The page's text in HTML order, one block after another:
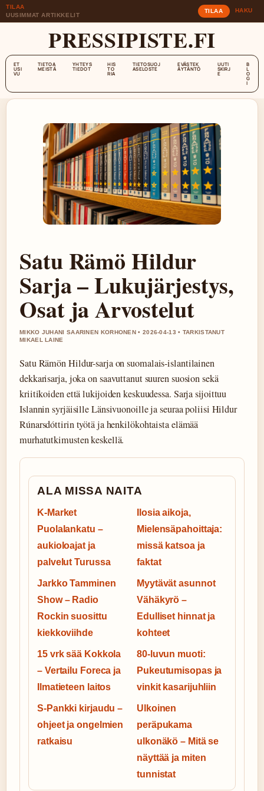
TILAA
UUSIMMAT ARTIKKELIT
TILAA HAKU
PRESSIPISTE.FI
ET
USI
VU
TIETOA
MEISTÄ
YHTEYS
TIEDOT
HIS
TO
RIA
TIETOSUOJ
ASELOSTE
EVÄSTEK
ÄYTÄNTÖ
UUTI
SKIRJ
E
B
L
O
G
I
Satu Rämö Hildur
Sarja – Lukujärjestys,
Osat ja Arvostelut
MIKKO JUHANI SAARINEN KORHONEN • 2026-04-13 • TARKISTANUT
MIKAEL LAINE
Satu Rämön Hildur-sarja on suomalais-islantilainen
dekkarisarja, joka on saavuttanut suuren suosion sekä
kriitikoiden että lukijoiden keskuudessa. Sarja sijoittuu
Islannin syrjäisille Länsivuonoille ja seuraa poliisi Hildur
Rúnarsdóttirin työtä ja henkilökohtaista elämää
murhatutkimusten keskellä.
ALA MISSA NAITA
K-Market
Puolalankatu –
aukioloajat ja
palvelut Turussa
Ilosia aikoja,
Mielensäpahoittaja:
missä katsoa ja
faktat
Jarkko Tamminen
Show – Radio
Rockin suosittu
kiekkoviihde
Myytävät asunnot
Vähäkyrö –
Edulliset hinnat ja
kohteet
15 vrk sää Kokkola
– Vertailu Foreca ja
Ilmatieteen laitos
80-luvun muoti:
Pukeutumisopas ja
vinkit kasarijuhliin
S-Pankki kirjaudu –
ohjeet ja ongelmien
ratkaisu
Ulkoinen
peräpukama
ulkonäkö – Mitä se
näyttää ja miten
tunnistat